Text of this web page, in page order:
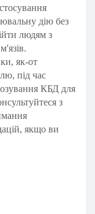
дію без
людям з
як-от
під час
КБД для
з
якщо ви